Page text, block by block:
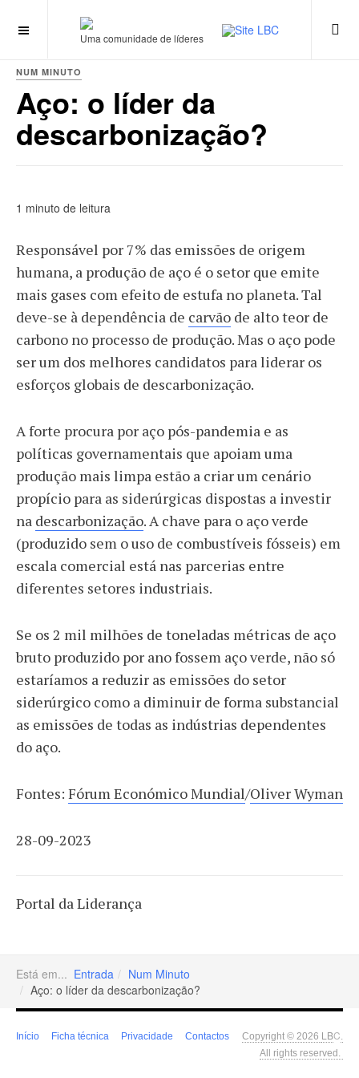
Uma comunidade de líderes
NUM MINUTO
Aço: o líder da
descarbonização?
1 minuto de leitura
Responsável por 7% das emissões de origem
humana, a produção de aço é o setor que emite
mais gases com efeito de estufa no planeta. Tal
deve-se à dependência de carvão de alto teor de
carbono no processo de produção. Mas o aço pode
ser um dos melhores candidatos para liderar os
esforços globais de descarbonização.
A forte procura por aço pós-pandemia e as
políticas governamentais que apoiam uma
produção mais limpa estão a criar um cenário
propício para as siderúrgicas dispostas a investir
na descarbonização. A chave para o aço verde
(produzido sem o uso de combustíveis fósseis) em
escala comercial está nas parcerias entre
diferentes setores industriais.
Se os 2 mil milhões de toneladas métricas de aço
bruto produzido por ano fossem aço verde, não só
estaríamos a reduzir as emissões do setor
siderúrgico como a diminuir de forma substancial
as emissões de todas as indústrias dependentes
do aço.
Fontes: Fórum Económico Mundial/Oliver Wyman
28-09-2023
Portal da Liderança
Está em... Entrada
Num Minuto
Aço: o líder da descarbonização?
Início Ficha técnica Privacidade Contactos Copyright © 2026 LBC.
All rights reserved.